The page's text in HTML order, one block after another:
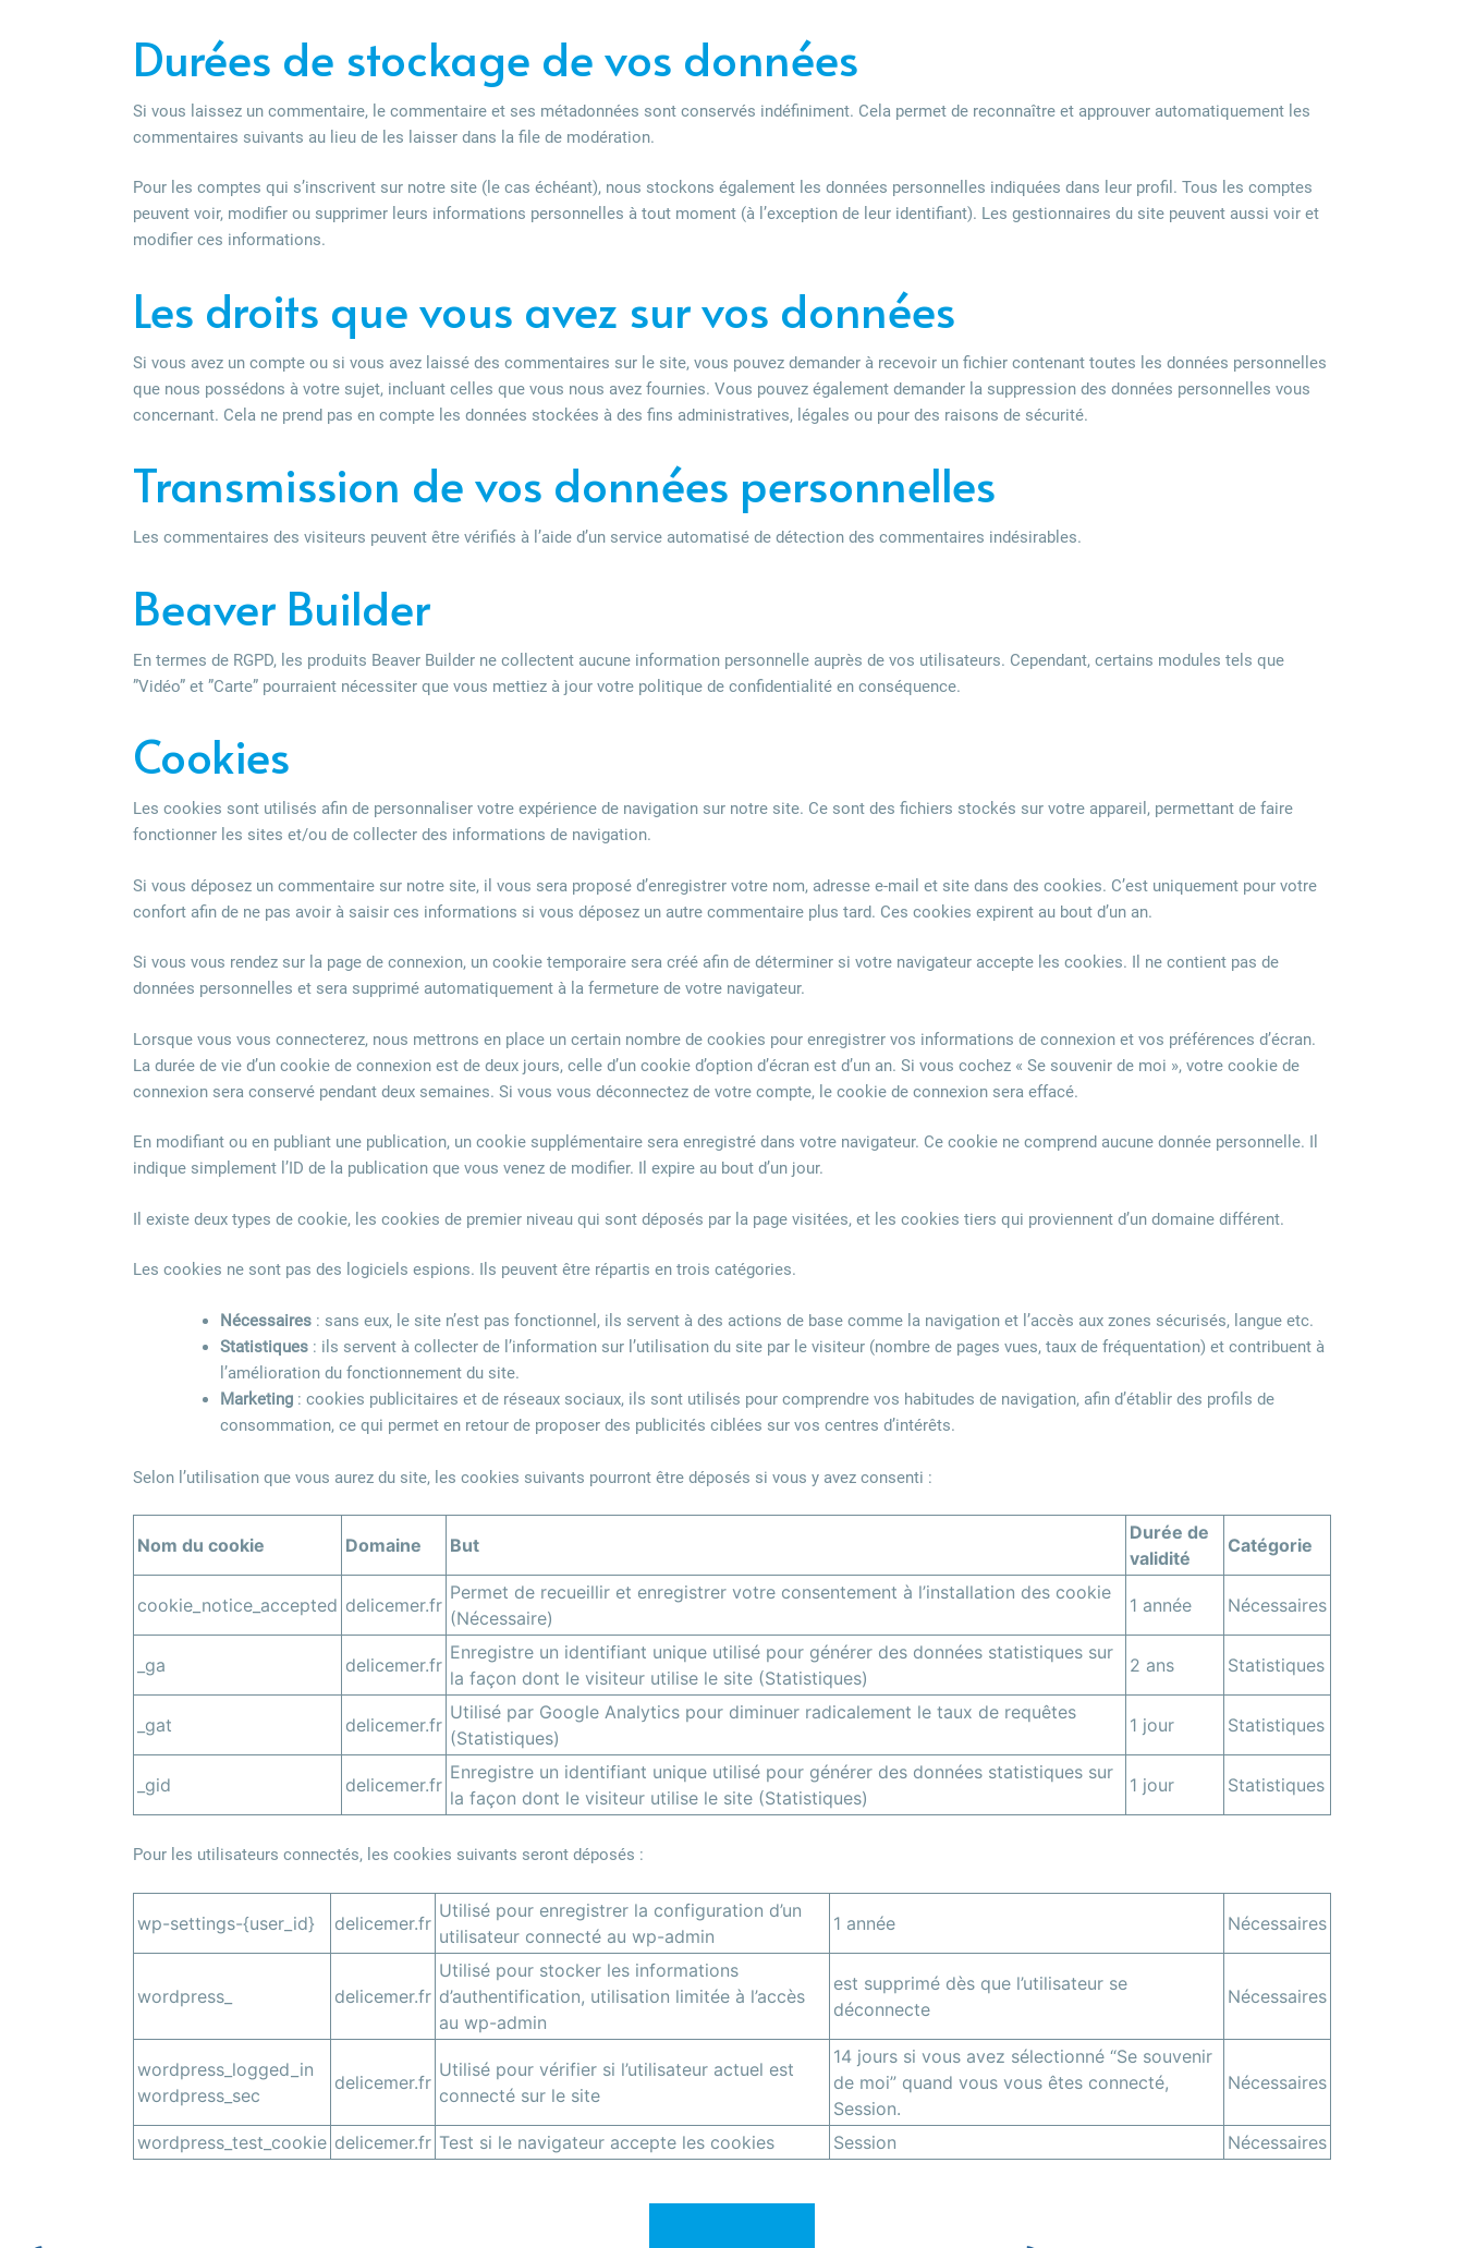
Durées de stockage de vos données
Si vous laissez un commentaire, le commentaire et ses métadonnées sont conservés indéfiniment. Cela permet de reconnaître et approuver automatiquement les
commentaires suivants au lieu de les laisser dans la file de modération.
Pour les comptes qui s’inscrivent sur notre site (le cas échéant), nous stockons également les données personnelles indiquées dans leur profil. Tous les comptes
peuvent voir, modifier ou supprimer leurs informations personnelles à tout moment (à l’exception de leur identifiant). Les gestionnaires du site peuvent aussi voir et
modifier ces informations.
Les droits que vous avez sur vos données
Si vous avez un compte ou si vous avez laissé des commentaires sur le site, vous pouvez demander à recevoir un fichier contenant toutes les données personnelles
que nous possédons à votre sujet, incluant celles que vous nous avez fournies. Vous pouvez également demander la suppression des données personnelles vous
concernant. Cela ne prend pas en compte les données stockées à des fins administratives, légales ou pour des raisons de sécurité.
Transmission de vos données personnelles
Les commentaires des visiteurs peuvent être vérifiés à l’aide d’un service automatisé de détection des commentaires indésirables.
Beaver Builder
En termes de RGPD, les produits Beaver Builder ne collectent aucune information personnelle auprès de vos utilisateurs. Cependant, certains modules tels que
”Vidéo” et ”Carte” pourraient nécessiter que vous mettiez à jour votre politique de confidentialité en conséquence.
Cookies
Les cookies sont utilisés afin de personnaliser votre expérience de navigation sur notre site. Ce sont des fichiers stockés sur votre appareil, permettant de faire
fonctionner les sites et/ou de collecter des informations de navigation.
Si vous déposez un commentaire sur notre site, il vous sera proposé d’enregistrer votre nom, adresse e-mail et site dans des cookies. C’est uniquement pour votre
confort afin de ne pas avoir à saisir ces informations si vous déposez un autre commentaire plus tard. Ces cookies expirent au bout d’un an.
Si vous vous rendez sur la page de connexion, un cookie temporaire sera créé afin de déterminer si votre navigateur accepte les cookies. Il ne contient pas de
données personnelles et sera supprimé automatiquement à la fermeture de votre navigateur.
Lorsque vous vous connecterez, nous mettrons en place un certain nombre de cookies pour enregistrer vos informations de connexion et vos préférences d’écran.
La durée de vie d’un cookie de connexion est de deux jours, celle d’un cookie d’option d’écran est d’un an. Si vous cochez « Se souvenir de moi », votre cookie de
connexion sera conservé pendant deux semaines. Si vous vous déconnectez de votre compte, le cookie de connexion sera effacé.
En modifiant ou en publiant une publication, un cookie supplémentaire sera enregistré dans votre navigateur. Ce cookie ne comprend aucune donnée personnelle. Il
indique simplement l’ID de la publication que vous venez de modifier. Il expire au bout d’un jour.
Il existe deux types de cookie, les cookies de premier niveau qui sont déposés par la page visitées, et les cookies tiers qui proviennent d’un domaine différent.
Les cookies ne sont pas des logiciels espions. Ils peuvent être répartis en trois catégories.
Nécessaires : sans eux, le site n’est pas fonctionnel, ils servent à des actions de base comme la navigation et l’accès aux zones sécurisés, langue etc.
Statistiques : ils servent à collecter de l’information sur l’utilisation du site par le visiteur (nombre de pages vues, taux de fréquentation) et contribuent à
l’amélioration du fonctionnement du site.
Marketing : cookies publicitaires et de réseaux sociaux, ils sont utilisés pour comprendre vos habitudes de navigation, afin d’établir des profils de
consommation, ce qui permet en retour de proposer des publicités ciblées sur vos centres d’intérêts.
Selon l’utilisation que vous aurez du site, les cookies suivants pourront être déposés si vous y avez consenti :
Nom du cookie Domaine But
Durée de
validité
Catégorie
cookie_notice_accepted delicemer.fr
Permet de recueillir et enregistrer votre consentement à l’installation des cookie
(Nécessaire)
1 année Nécessaires
_ga delicemer.fr
Enregistre un identifiant unique utilisé pour générer des données statistiques sur
la façon dont le visiteur utilise le site (Statistiques)
2 ans Statistiques
_gat delicemer.fr
Utilisé par Google Analytics pour diminuer radicalement le taux de requêtes
(Statistiques)
1 jour Statistiques
_gid delicemer.fr
Enregistre un identifiant unique utilisé pour générer des données statistiques sur
la façon dont le visiteur utilise le site (Statistiques)
1 jour Statistiques
Pour les utilisateurs connectés, les cookies suivants seront déposés :
wp-settings-{user_id} delicemer.fr
Utilisé pour enregistrer la configuration d’un
utilisateur connecté au wp-admin
1 année Nécessaires
wordpress_ delicemer.fr
Utilisé pour stocker les informations
d’authentification, utilisation limitée à l’accès
au wp-admin
est supprimé dès que l’utilisateur se
déconnecte
Nécessaires
wordpress_logged_in
wordpress_sec
delicemer.fr
Utilisé pour vérifier si l’utilisateur actuel est
connecté sur le site
14 jours si vous avez sélectionné “Se souvenir
de moi” quand vous vous êtes connecté,
Session.
Nécessaires
wordpress_test_cookie delicemer.fr Test si le navigateur accepte les cookies Session Nécessaires